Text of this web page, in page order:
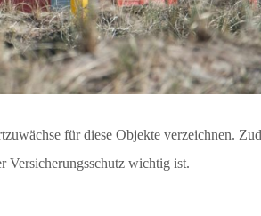
für diese Objekte verzeichnen.
Versicherungsschutz wichtig ist.